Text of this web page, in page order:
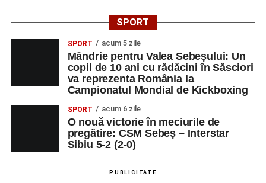
SPORT
SPORT acum 5 zile
Mândrie pentru Valea Sebeșului: Un
copil de 10 ani cu rădăcini în Săsciori
va reprezenta România la
Campionatul Mondial de Kickboxing
SPORT acum 6 zile
O nouă victorie în meciurile de
pregătire: CSM Sebeș – Interstar
Sibiu 5-2 (2-0)
PUBLICITATE